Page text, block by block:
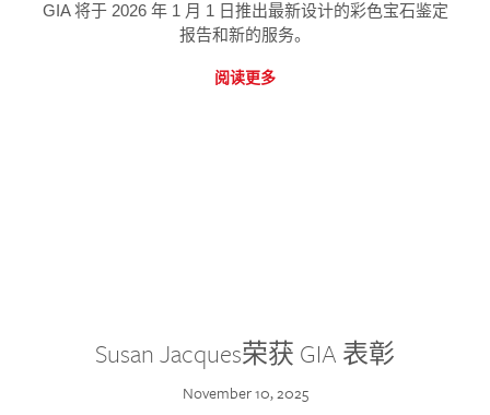
GIA 将于 2026 年 1 月 1 日推出最新设计的彩色宝石鉴定
报告和新的服务。
阅读更多
Susan Jacques荣获 GIA 表彰
November 10, 2025